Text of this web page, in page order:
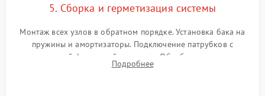
5. Сборка и герметизация системы
Монтаж всех узлов в обратном порядке. Установка бака на
пружины и амортизаторы. Подключение патрубков с
надежной фиксацией хомутами. Обработка стыков
герметиком для предотвращения возможных протечек воды.
Подробнее